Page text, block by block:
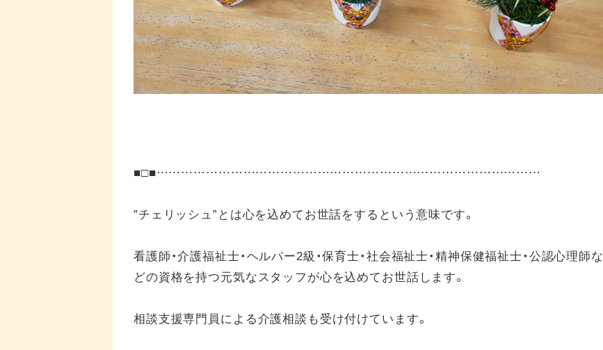
■□■…………………………………………………………………………………
”チェリッシュ”とは心を込めてお世話をするという意味です。
看護師・介護福祉士・ヘルパー2級・保育士・社会福祉士・精神保健福祉士・公認心理師な
どの資格を持つ元気なスタッフが心を込めてお世話します。
相談支援専門員による介護相談も受け付けています。